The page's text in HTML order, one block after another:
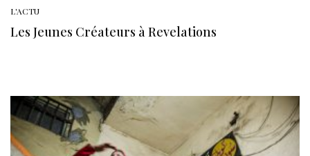
L'ACTU
Les Jeunes Créateurs à Revelations